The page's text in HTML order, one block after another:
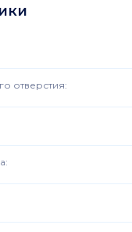
отверстия:
: